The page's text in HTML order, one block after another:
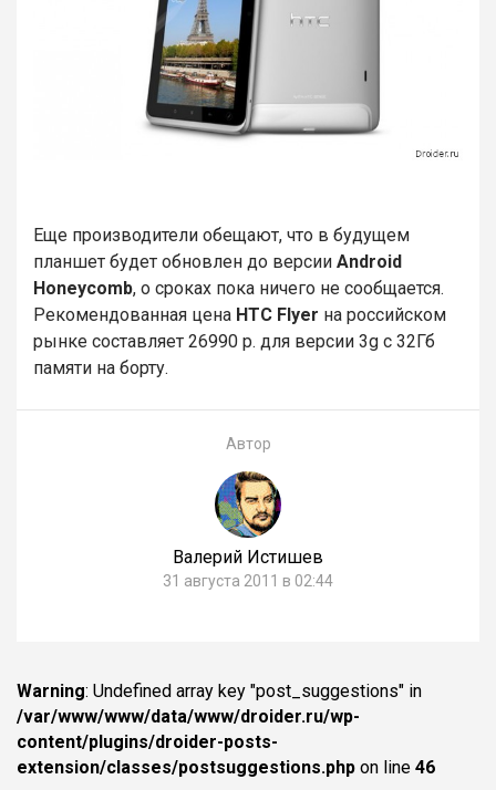
Еще производители обещают, что в будущем
планшет будет обновлен до версии Android
Honeycomb, о сроках пока ничего не сообщается.
Рекомендованная цена HTC Flyer на российском
рынке составляет 26990 р. для версии 3g с 32Гб
памяти на борту.
Автор
Валерий Истишев
31 августа 2011 в 02:44
Warning: Undefined array key "post_suggestions" in
/var/www/www/data/www/droider.ru/wp-
content/plugins/droider-posts-
extension/classes/postsuggestions.php on line 46